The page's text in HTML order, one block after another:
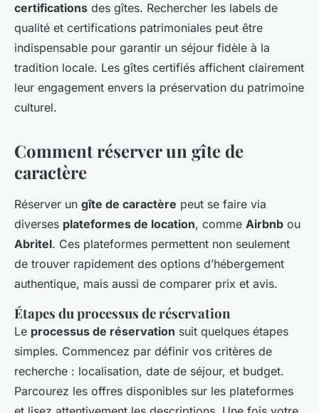
certifications des gîtes. Rechercher les labels de
qualité et certifications patrimoniales peut être
indispensable pour garantir un séjour fidèle à la
tradition locale. Les gîtes certifiés affichent clairement
leur engagement envers la préservation du patrimoine
culturel.
Comment réserver un gîte de
caractère
Réserver un gîte de caractère peut se faire via
diverses plateformes de location, comme Airbnb ou
Abritel. Ces plateformes permettent non seulement
de trouver rapidement des options d’hébergement
authentique, mais aussi de comparer prix et avis.
Étapes du processus de réservation
Le processus de réservation suit quelques étapes
simples. Commencez par définir vos critères de
recherche : localisation, date de séjour, et budget.
Parcourez les offres disponibles sur les plateformes